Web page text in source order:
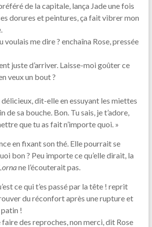
de la capitale, lança Jade une fois
dorures et peintures, ça fait vibrer mon
voulais me dire ? enchaîna Rose, pressée
juste d’arriver. Laisse-moi goûter ce
veux un bout ?
dit-elle en essuyant les miettes
de sa bouche. Bon. Tu sais, je t’adore,
que tu as fait n’importe quoi. »
en fixant son thé. Elle pourrait se
bon ? Peu importe ce qu’elle dirait, la
ne l’écouterait pas.
ce qui t’es passé par la tête ! reprit
du réconfort après une rupture et
!
faire des reproches, non merci, dit Rose